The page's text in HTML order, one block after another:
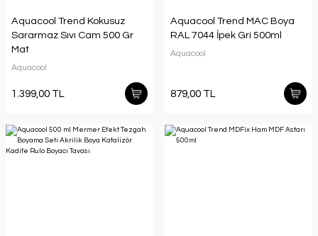
Aquacool Trend Kokusuz
Sararmaz Sıvı Cam 500 Gr
Mat
Aquacool
1.399,00 TL
Aquacool Trend MAC Boya
RAL 7044 İpek Gri 500ml
Aquacool
879,00 TL